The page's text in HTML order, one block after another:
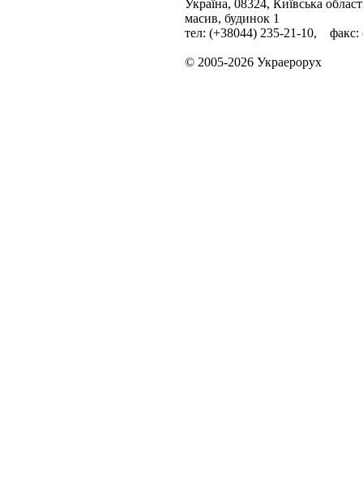
Україна, 08324, Київська
масив, будинок 1
тел: (+38044) 235-21-10, факс:
© 2005-2026 Украерорух